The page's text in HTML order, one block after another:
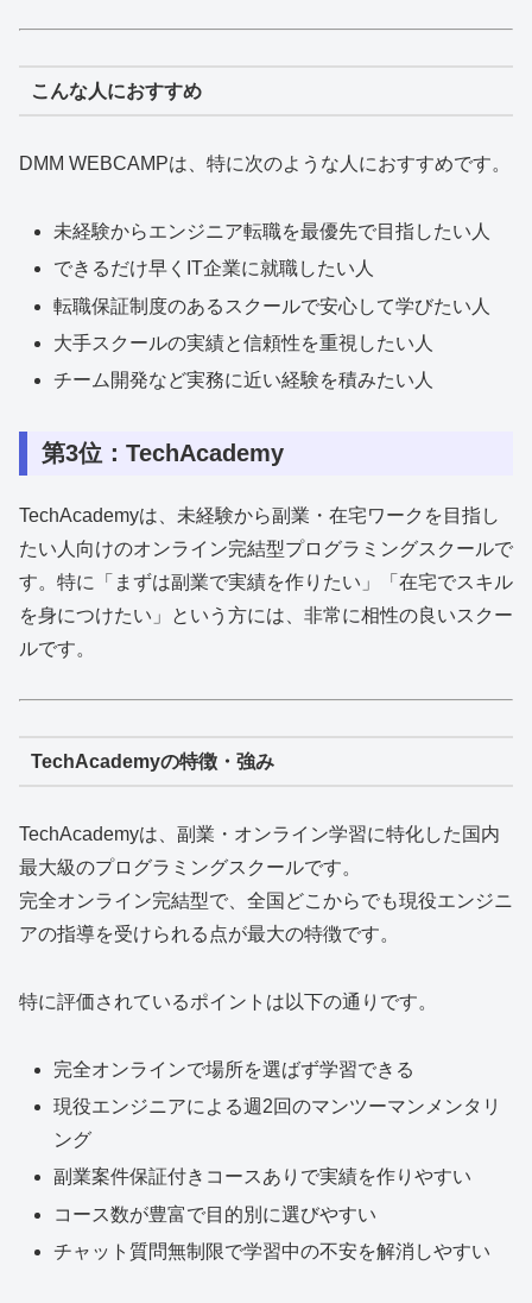
こんな人におすすめ
DMM WEBCAMPは、特に次のような人におすすめです。
未経験からエンジニア転職を最優先で目指したい人
できるだけ早くIT企業に就職したい人
転職保証制度のあるスクールで安心して学びたい人
大手スクールの実績と信頼性を重視したい人
チーム開発など実務に近い経験を積みたい人
第3位：TechAcademy
TechAcademyは、未経験から副業・在宅ワークを目指し
たい人向けのオンライン完結型プログラミングスクールで
す。特に「まずは副業で実績を作りたい」「在宅でスキル
を身につけたい」という方には、非常に相性の良いスクー
ルです。
TechAcademyの特徴・強み
TechAcademyは、副業・オンライン学習に特化した国内
最大級のプログラミングスクールです。
完全オンライン完結型で、全国どこからでも現役エンジニ
アの指導を受けられる点が最大の特徴です。
特に評価されているポイントは以下の通りです。
完全オンラインで場所を選ばず学習できる
現役エンジニアによる週2回のマンツーマンメンタリ
ング
副業案件保証付きコースありで実績を作りやすい
コース数が豊富で目的別に選びやすい
チャット質問無制限で学習中の不安を解消しやすい